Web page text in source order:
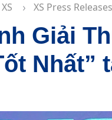
XS Press Releases
Giải
Nhất”